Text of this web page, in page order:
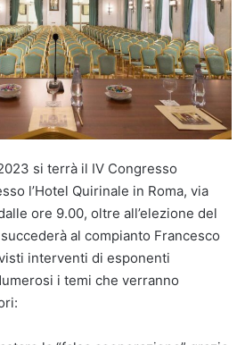
si terrà il IV Congresso
l’Hotel Quirinale in Roma, via
ore 9.00, oltre all’elezione del
al compianto Francesco
interventi di esponenti
i temi che verranno